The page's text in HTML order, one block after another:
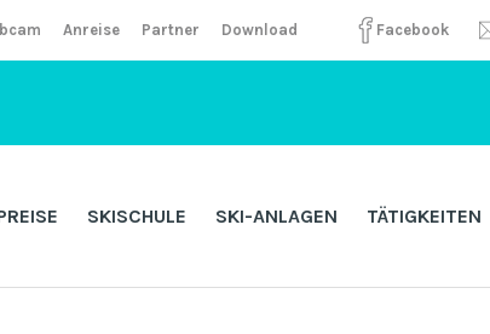
Facebook
Anreise Partner Download
SKISCHULE SKI-ANLAGEN TÄTIGKEITEN